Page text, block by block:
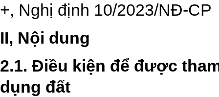
+, Nghị định 10/2023/NĐ-CP
II, Nội dung
2.1. Điều kiện để được
dụng đất